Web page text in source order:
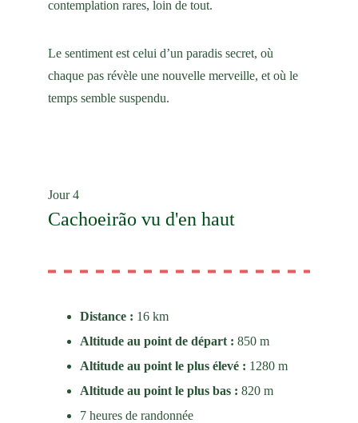
contemplation rares, loin de tout.
Le sentiment est celui d’un paradis secret, où
chaque pas révèle une nouvelle merveille, et où le
temps semble suspendu.
Cachoeirão vu d'en haut
Jour 4
Distance : 16 km
Altitude au point de départ : 850 m
Altitude au point le plus élevé : 1280 m
Altitude au point le plus bas : 820 m
7 heures de randonnée